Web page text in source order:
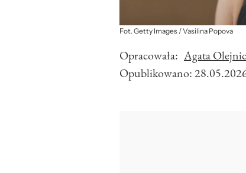
Fot. Getty Images / Vasilina Popova
Opracowała: Agata
Opublikowano: